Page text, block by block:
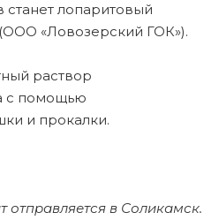
лопаритовый
«Ловозерский ГОК»).
раствор
с помощью
и прокалки.
в Соликамск.